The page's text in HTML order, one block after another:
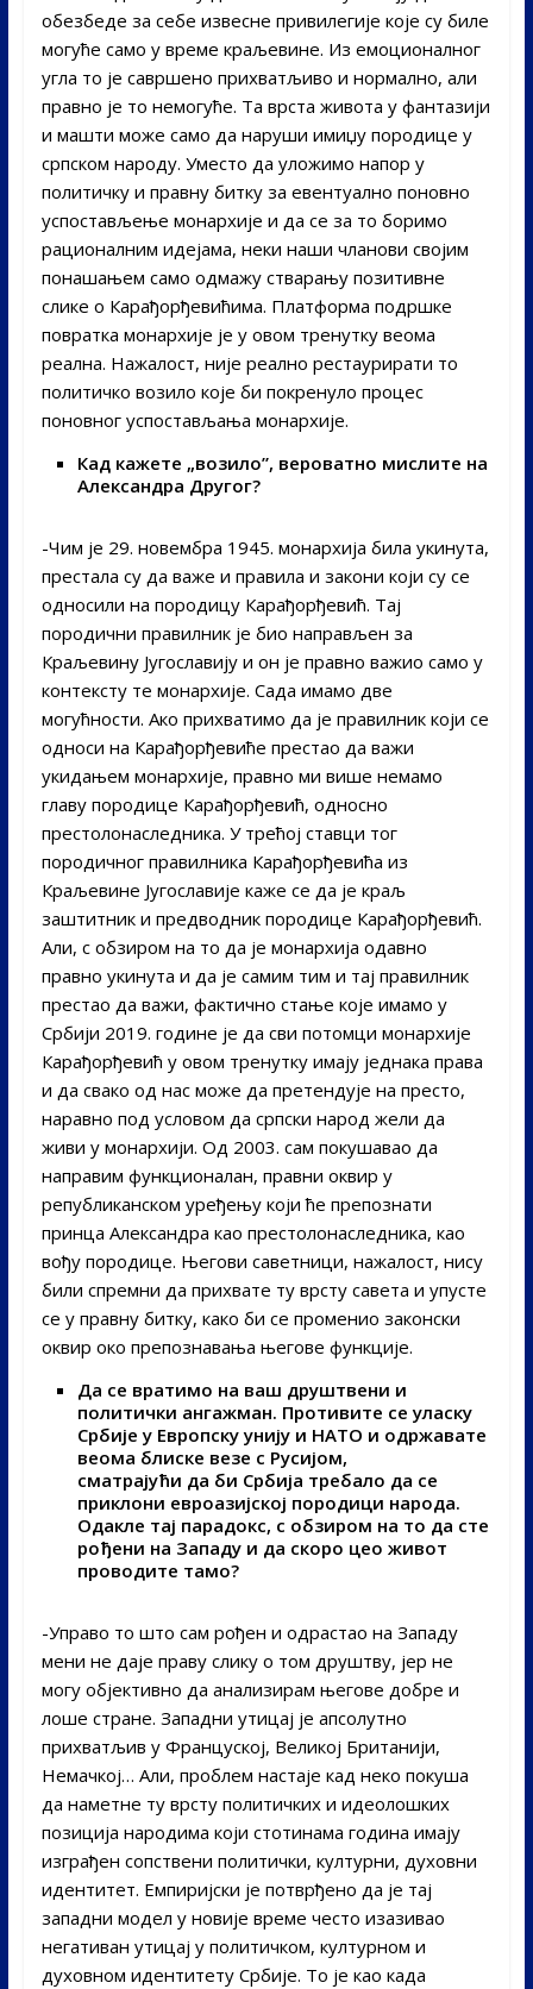
обезбеде за себе извесне привилегије које су биле
могуће само у време краљевине. Из емоционалног
угла то је савршено прихватљиво и нормално, али
правно је то немогуће. Та врста живота у фантазији
и машти може само да наруши имиџу породице у
српском народу. Уместо да уложимо напор у
политичку и правну битку за евентуално поновно
успостављење монархије и да се за то боримо
рационалним идејама, неки наши чланови својим
понашањем само одмажу стварању позитивне
слике о Карађорђевићима. Платформа подршке
повратка монархије је у овом тренутку веома
реална. Нажалост, није реално рестаурирати то
политичко возило које би покренуло процес
поновног успостављања монархије.
Кад кажете „возило”, вероватно мислите на
Александра Другог?
-Чим је 29. новембра 1945. монархија била укинута,
престала су да важе и правила и закони који су се
односили на породицу Карађорђевић. Тај
породични правилник је био направљен за
Краљевину Југославију и он је правно важио само у
контексту те монархије. Сада имамо две
могућности. Ако прихватимо да је правилник који се
односи на Карађорђевиће престао да важи
укидањем монархије, правно ми више немамо
главу породице Карађорђевић, односно
престолонаследника. У трећој ставци тог
породичног правилника Карађорђевића из
Краљевине Југославије каже се да је краљ
заштитник и предводник породице Карађорђевић.
Али, с обзиром на то да је монархија одавно
правно укинута и да је самим тим и тај правилник
престао да важи, фактично стање које имамо у
Србији 2019. године је да сви потомци монархије
Карађорђевић у овом тренутку имају једнака права
и да свако од нас може да претендује на престо,
наравно под условом да српски народ жели да
живи у монархији. Од 2003. сам покушавао да
направим функционалан, правни оквир у
републиканском уређењу који ће препознати
принца Александра као престолонаследника, као
вођу породице. Његови саветници, нажалост, нису
били спремни да прихвате ту врсту савета и упусте
се у правну битку, како би се променио законски
оквир око препознавања његове функције.
Да се вратимо на ваш друштвени и
политички ангажман. Противите се уласку
Србије у Европску унију и НАТО и одржавате
веома блиске везе с Русијом,
сматрајући да би Србија требало да се
приклони евроазијској породици народа.
Одакле тај парадокс, с обзиром на то да сте
рођени на Западу и да скоро цео живот
проводите тамо?
-Управо то што сам рођен и одрастао на Западу
мени не даје праву слику о том друштву, јер не
могу објективно да анализирам његове добре и
лоше стране. Западни утицај је апсолутно
прихватљив у Француској, Великој Британији,
Немачкој… Али, проблем настаје кад неко покуша
да наметне ту врсту политичких и идеолошких
позиција народима који стотинама година имају
изграђен сопствени политички, културни, духовни
идентитет. Емпиријски је потврђено да је тај
западни модел у новије време често изазивао
негативан утицај у политичком, културном и
духовном идентитету Србије. То је као када